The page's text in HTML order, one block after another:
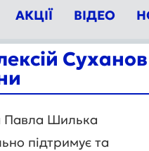
АКЦІЇ ВІДЕО
Суханов
Павла Шилька
підтримує та